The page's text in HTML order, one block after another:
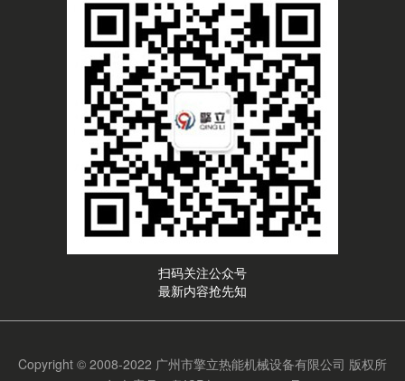
扫码关注公众号
最新内容抢先知
Copyright © 2008-2022 广州市擎立热能机械设备有限公司 版权所